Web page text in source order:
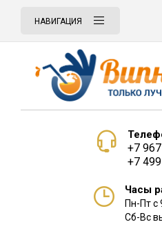
НАВИГАЦИЯ
+7
+7
Часы
Пн-Пт с
Сб-Вс